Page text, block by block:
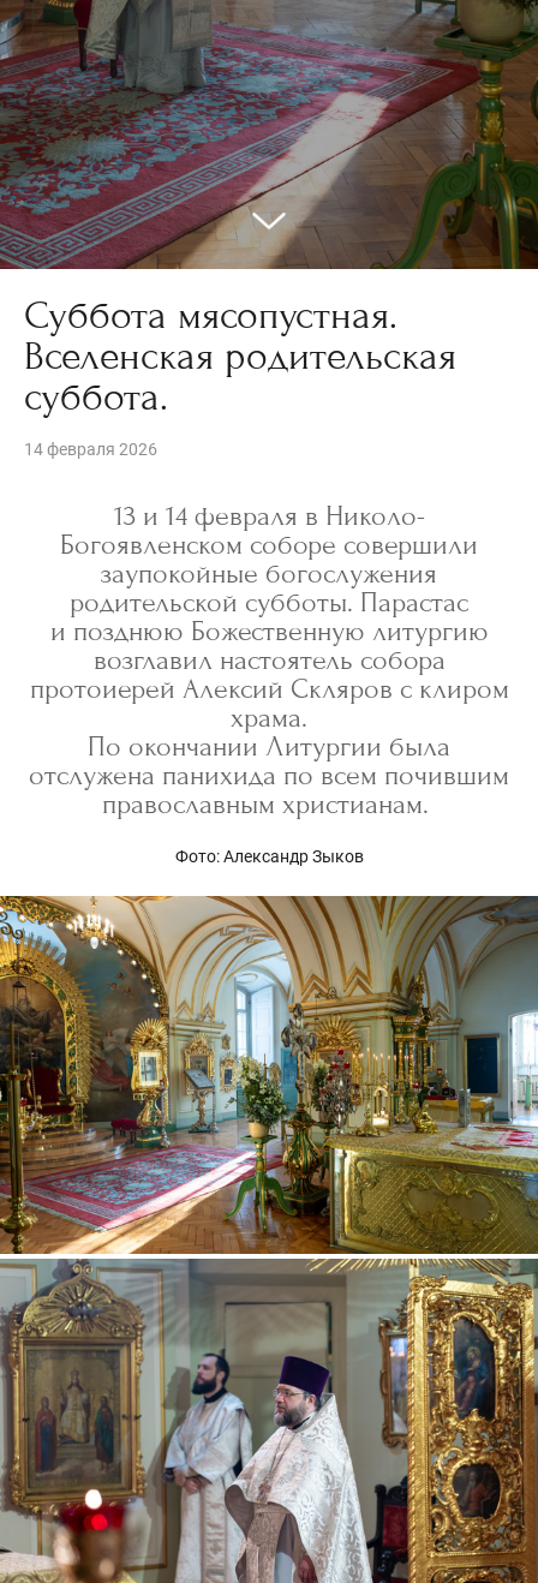
Суббота мясопустная.
Вселенская родительская
суббота.
14 февраля 2026
13 и 14 февраля в Николо-
Богоявленском соборе совершили
заупокойные богослужения
родительской субботы. Парастас
и позднюю Божественную литургию
возглавил настоятель собора
протоиерей Алексий Скляров с клиром
храма.
По окончании Литургии была
отслужена панихида по всем почившим
православным христианам.
Фото: Александр Зыков